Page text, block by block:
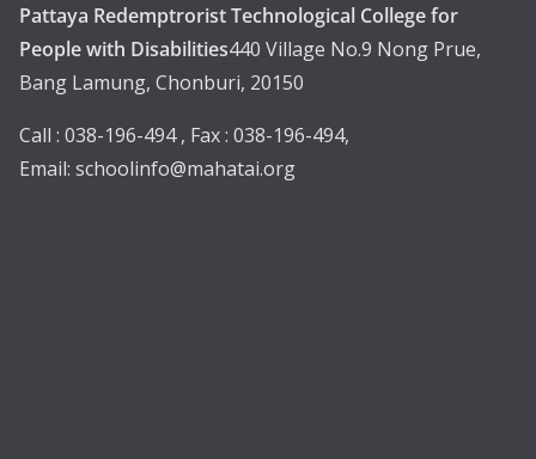
Pattaya Redemptrorist Technological College for
People with Disabilities440 Village No.9 Nong Prue,
Bang Lamung, Chonburi, 20150
Call : 038-196-494 , Fax : 038-196-494,
Email: schoolinfo@mahatai.org